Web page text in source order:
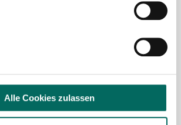
Alle Cookies zulassen
ich Sie bei Ihrer Suche nach einer